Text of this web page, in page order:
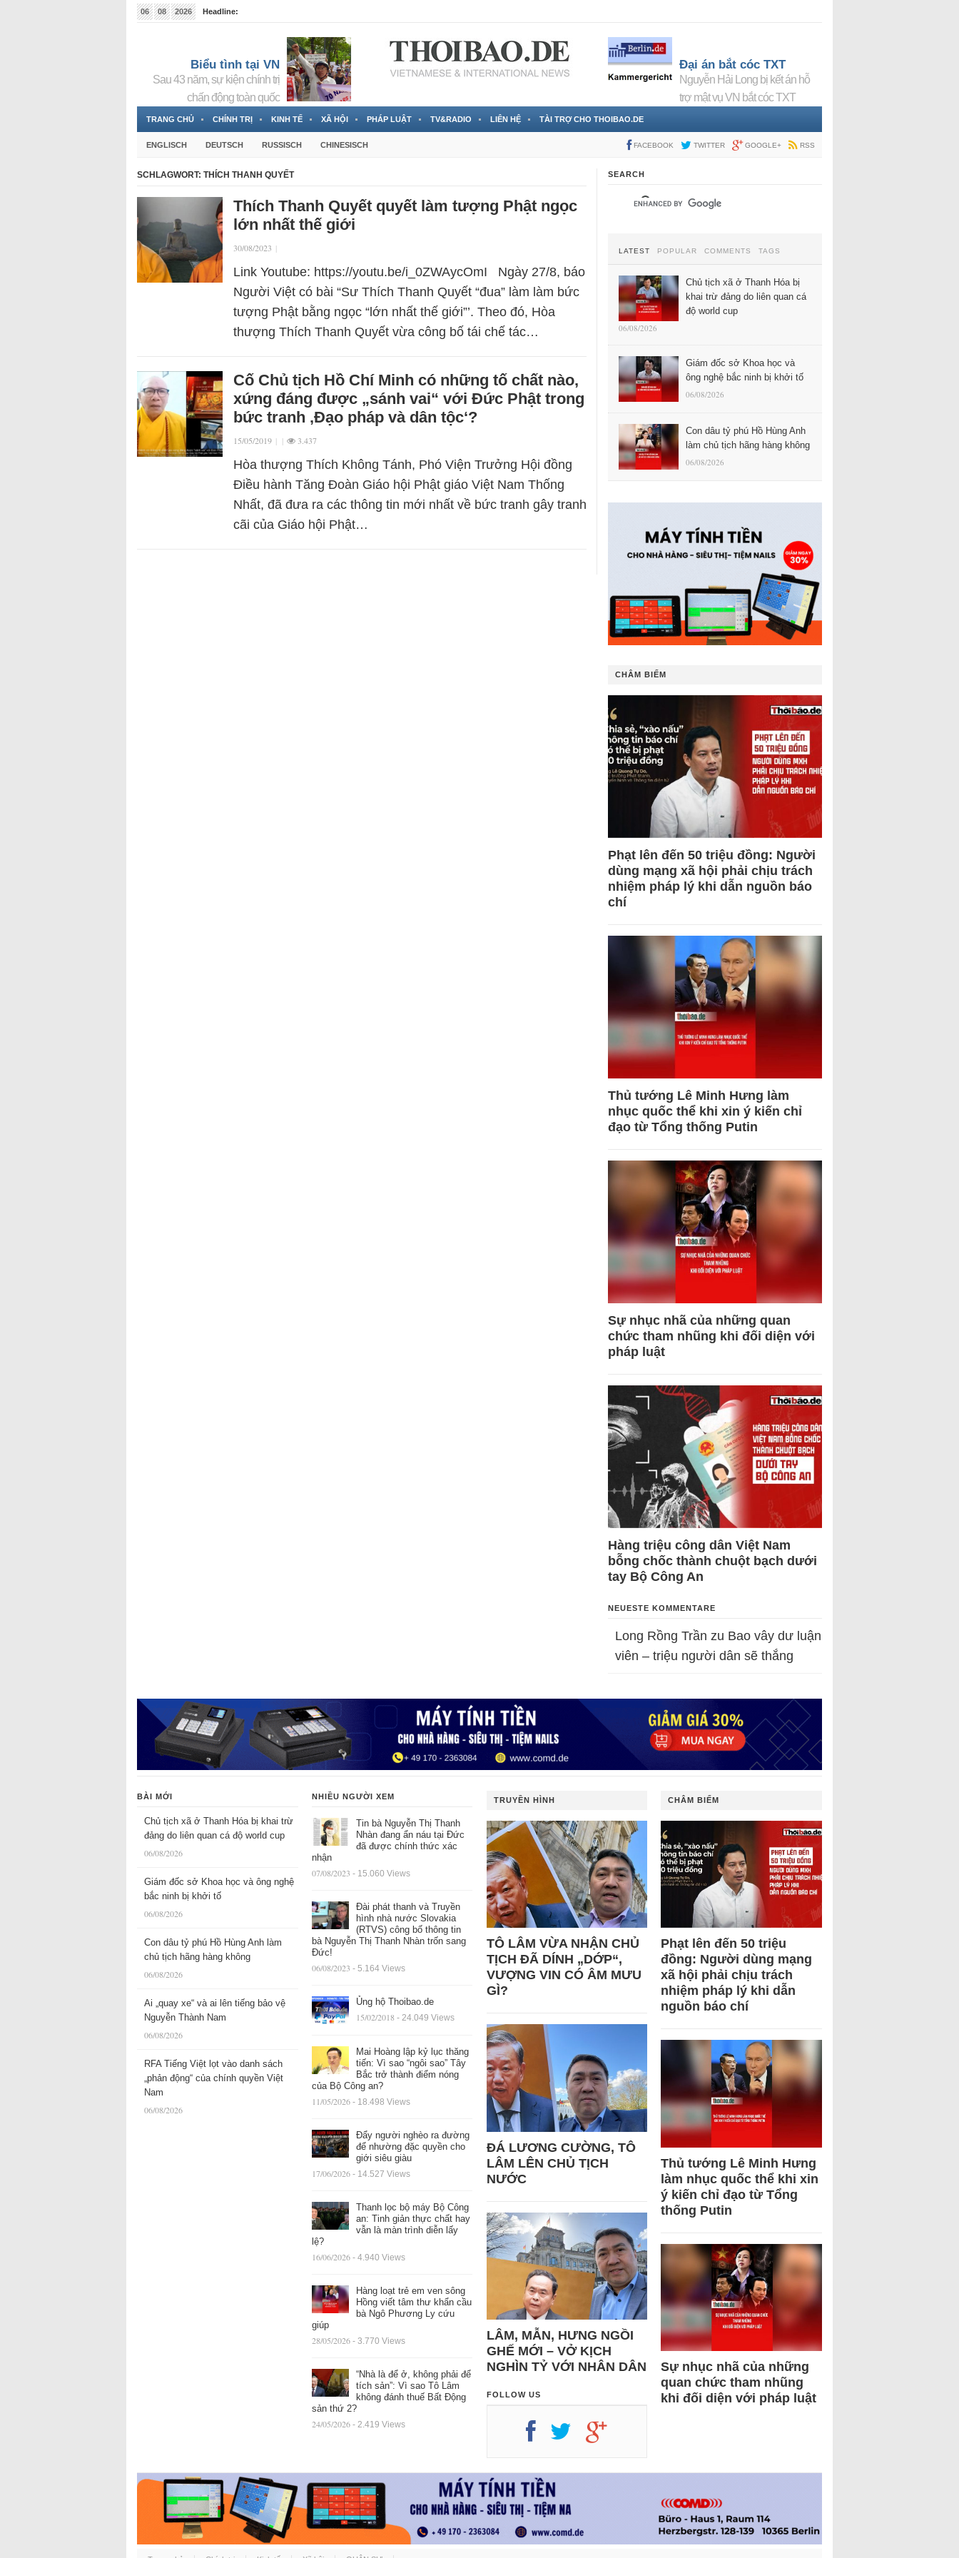
06 08 2026
Headline:
Biểu tình tại VN
Sau 43 năm, sự kiện chính trị
chấn động toàn quốc
Đại án bắt cóc TXT
Nguyễn Hải Long bị kết án hỗ
trợ mật vụ VN bắt cóc TXT
TRANG CHỦ CHÍNH TRỊ KINH TẾ XÃ HỘI PHÁP LUẬT TV&RADIO LIÊN HỆ TÀI TRỢ CHO THOIBAO.DE
ENGLISCH DEUTSCH RUSSISCH CHINESISCH FACEBOOK TWITTER GOOGLE+ RSS
SCHLAGWORT: THÍCH THANH QUYẾT
Thích Thanh Quyết quyết làm tượng Phật ngọc
lớn nhất thế giới
30/08/2023 |
Link Youtube: https://youtu.be/i_0ZWAycOmI Ngày 27/8, báo
Người Việt có bài “Sư Thích Thanh Quyết “đua” làm làm bức
tượng Phật bằng ngọc “lớn nhất thế giới”’. Theo đó, Hòa
thượng Thích Thanh Quyết vừa công bố tái chế tác…
Cố Chủ tịch Hồ Chí Minh có những tố chất nào,
xứng đáng được „sánh vai“ với Đức Phật trong
bức tranh ‚Đạo pháp và dân tộc‘?
15/05/2019 | | 3.437
Hòa thượng Thích Không Tánh, Phó Viện Trưởng Hội đồng
Điều hành Tăng Đoàn Giáo hội Phật giáo Việt Nam Thống
Nhất, đã đưa ra các thông tin mới nhất về bức tranh gây tranh
cãi của Giáo hội Phật…
SEARCH
LATEST POPULAR COMMENTS TAGS
Chủ tịch xã ở Thanh Hóa bị
khai trừ đảng do liên quan cá
độ world cup
06/08/2026
Giám đốc sở Khoa học và
ông nghệ bắc ninh bị khởi tố
06/08/2026
Con dâu tỷ phú Hồ Hùng Anh
làm chủ tịch hãng hàng không
06/08/2026
CHÂM BIẾM
Phạt lên đến 50 triệu đồng: Người
dùng mạng xã hội phải chịu trách
nhiệm pháp lý khi dẫn nguồn báo
chí
Thủ tướng Lê Minh Hưng làm
nhục quốc thể khi xin ý kiến chỉ
đạo từ Tổng thống Putin
Sự nhục nhã của những quan
chức tham nhũng khi đối diện với
pháp luật
Hàng triệu công dân Việt Nam
bỗng chốc thành chuột bạch dưới
tay Bộ Công An
NEUESTE KOMMENTARE
Long Rồng Trần zu Bao vây dư luận
viên – triệu người dân sẽ thắng
BÀI MỚI
Chủ tịch xã ở Thanh Hóa bị khai trừ
đảng do liên quan cá độ world cup
06/08/2026
Giám đốc sở Khoa học và ông nghệ
bắc ninh bị khởi tố
06/08/2026
Con dâu tỷ phú Hồ Hùng Anh làm
chủ tịch hãng hàng không
06/08/2026
Ai „quay xe“ và ai lên tiếng bảo vệ
Nguyễn Thành Nam
06/08/2026
RFA Tiếng Việt lọt vào danh sách
„phản động“ của chính quyền Việt
Nam
06/08/2026
NHIỀU NGƯỜI XEM
Tin bà Nguyễn Thị Thanh
Nhàn đang ẩn náu tại Đức
đã được chính thức xác
nhận
07/08/2023 - 15.060 Views
Đài phát thanh và Truyền
hình nhà nước Slovakia
(RTVS) công bố thông tin
bà Nguyễn Thị Thanh Nhàn trốn sang
Đức!
06/08/2023 - 5.164 Views
Ủng hộ Thoibao.de
15/02/2018 - 24.049 Views
Mai Hoàng lập kỷ lục thăng
tiến: Vì sao “ngôi sao” Tây
Bắc trở thành điểm nóng
của Bộ Công an?
11/05/2026 - 18.498 Views
Đẩy người nghèo ra đường
để nhường đặc quyền cho
giới siêu giàu
17/06/2026 - 14.527 Views
Thanh lọc bộ máy Bộ Công
an: Tinh giản thực chất hay
vẫn là màn trình diễn lấy
lệ?
16/06/2026 - 4.940 Views
Hàng loạt trẻ em ven sông
Hồng viết tâm thư khẩn cầu
bà Ngô Phương Ly cứu
giúp
28/05/2026 - 3.770 Views
“Nhà là để ở, không phải để
tích sản”: Vì sao Tô Lâm
không đánh thuế Bất Động
sản thứ 2?
24/05/2026 - 2.419 Views
TRUYỀN HÌNH
TÔ LÂM VỪA NHẬN CHỦ
TỊCH ĐÃ DÍNH „DỚP“,
VƯỢNG VIN CÓ ÂM MƯU
GÌ?
ĐÁ LƯƠNG CƯỜNG, TÔ
LÂM LÊN CHỦ TỊCH
NƯỚC
LÂM, MẪN, HƯNG NGỒI
GHẾ MỚI – VỞ KỊCH
NGHÌN TỶ VỚI NHÂN DÂN
FOLLOW US
CHÂM BIẾM
Phạt lên đến 50 triệu
đồng: Người dùng mạng
xã hội phải chịu trách
nhiệm pháp lý khi dẫn
nguồn báo chí
Thủ tướng Lê Minh Hưng
làm nhục quốc thể khi xin
ý kiến chỉ đạo từ Tổng
thống Putin
Sự nhục nhã của những
quan chức tham nhũng
khi đối diện với pháp luật